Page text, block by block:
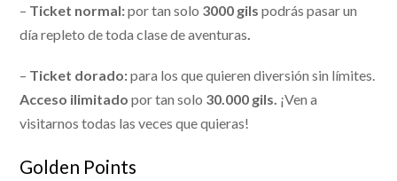
– Ticket normal:por tan solo 3000 gils podrás pasar un
día repleto de toda clase de aventuras
– Ticket dorado:para los que quieren diversión sin límites.
Acceso ilimitado por tan solo 30.000 gils. ¡Ven a
visitarnos todas las veces que quieras!
Golden Points